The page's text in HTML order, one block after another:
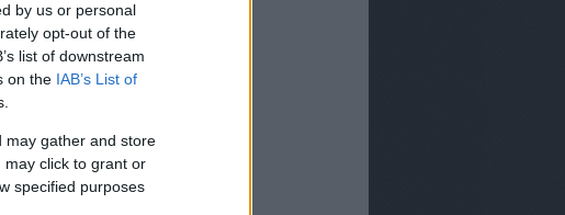
by us or personal
opt-out of the
list of downstream
on the IAB’s List of
may gather and store
may click to grant or
specified purposes
Távozik a TV2-től Andor Éva
Szombattól megújul az
Időjárás-jelentés a
Nagyon úgy fest, hogy még
augusztus 20-án se lesznek
hírek az M1-en